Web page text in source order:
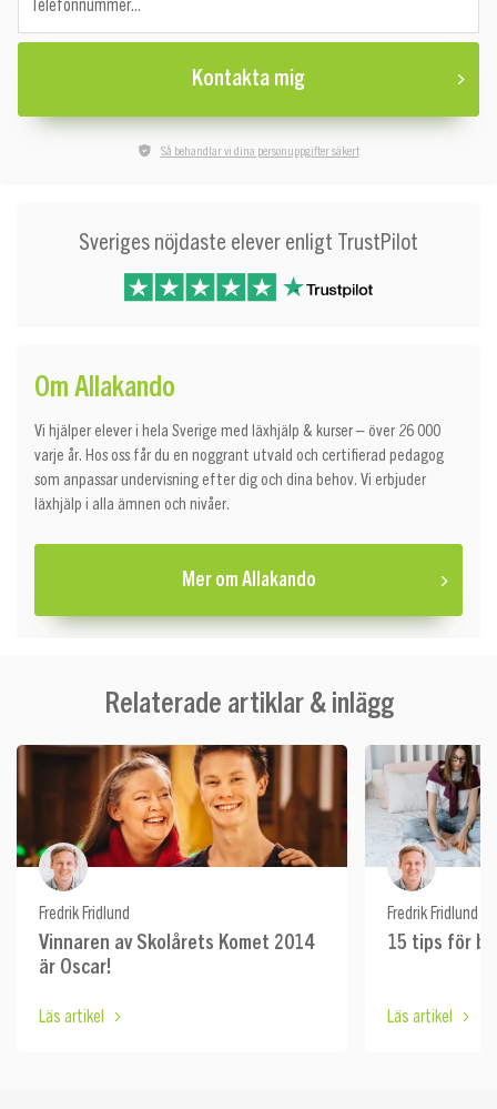
Telefonnummer...
Kontakta mig
Så behandlar vi dina personuppgifter säkert
Sveriges nöjdaste elever enligt TrustPilot
Om Allakando
Vi hjälper elever i hela Sverige med läxhjälp & kurser – över 26 000
varje år. Hos oss får du en noggrant utvald och certifierad pedagog
som anpassar undervisning efter dig och dina behov. Vi erbjuder
läxhjälp i alla ämnen och nivåer.
Mer om Allakando
Relaterade artiklar & inlägg
Fredrik Fridlund
Vinnaren av Skolårets Komet 2014
är Oscar!
Läs artikel
Fredrik Fridlund
15 tips för
Läs artikel